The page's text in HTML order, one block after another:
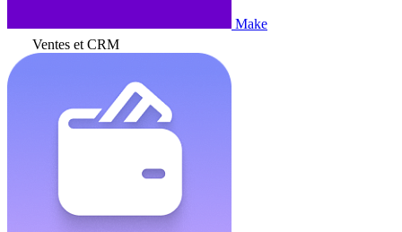
Make
Ventes et CRM